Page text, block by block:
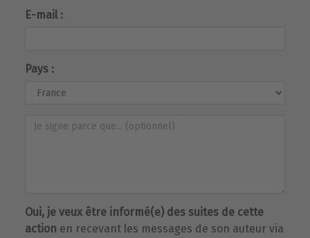
E-mail :
Pays :
Oui, je veux être informé(e) des suites de cette
action en recevant les messages de son auteur via